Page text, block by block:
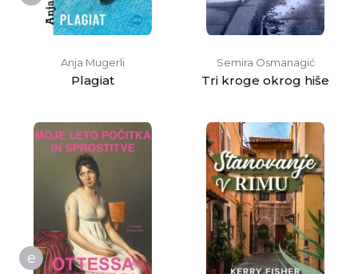
Anja Mugerli
Plagiat
Semira Osmanagić
Tri kroge okrog hiše
e